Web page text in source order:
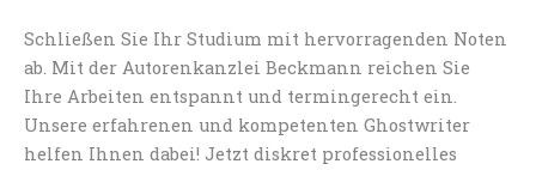
Schließen Sie Ihr Studium mit hervorragenden Noten
ab. Mit der Autorenkanzlei Beckmann reichen Sie
Ihre Arbeiten entspannt und termingerecht ein.
Unsere erfahrenen und kompetenten Ghostwriter
helfen Ihnen dabei! Jetzt diskret professionelles